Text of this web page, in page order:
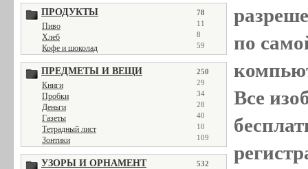
ПРОДУКТЫ 78
Пиво 11
Хлеб 8
Кофе и шоколад 59
ПРЕДМЕТЫ И ВЕЩИ 250
Книги 29
Пробки 34
Деньги 28
Газеты 40
Тетрадный лист 10
Зонтики 109
УЗОРЫ И ОРНАМЕНТ 532
по
Все